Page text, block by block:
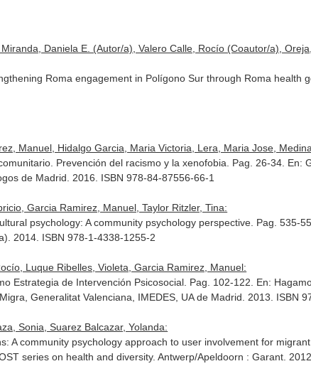
Daniela E. (Autor/a), Valero Calle, Rocío (Coautor/a),
Roma engagement in Polígono Sur through Roma health
Manuel, Hidalgo Garcia, Maria Victoria, Lera, Maria Jose,
Prevención del racismo y la xenofobia. Pag. 26-34. En:
de Madrid. 2016. ISBN 978-84-87556-66-1
Garcia Ramirez, Manuel, Taylor Ritzler, Tina:
psychology: A community psychology perspective. Pag. 535-
2014. ISBN 978-1-4338-1255-2
Luque Ribelles, Violeta, Garcia Ramirez, Manuel:
Estrategia de Intervención Psicosocial. Pag. 102-122. En:
Generalitat Valenciana, IMEDES, UA de Madrid. 2013. ISBN
Sonia, Suarez Balcazar, Yolanda:
A community psychology approach to user involvement for
series on health and diversity. Antwerp/Apeldoorn : Garant. 2012